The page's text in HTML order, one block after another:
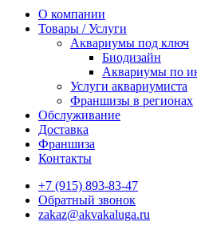
О компании
Товары / Услуги
Аквариумы под ключ
Биодизайн
Аквариумы по
Услуги аквариумиста
Франшизы в регионах
Обслуживание
Доставка
Франшиза
Контакты
+7 (915) 893-83-47
Обратный звонок
zakaz@akvakaluga.ru